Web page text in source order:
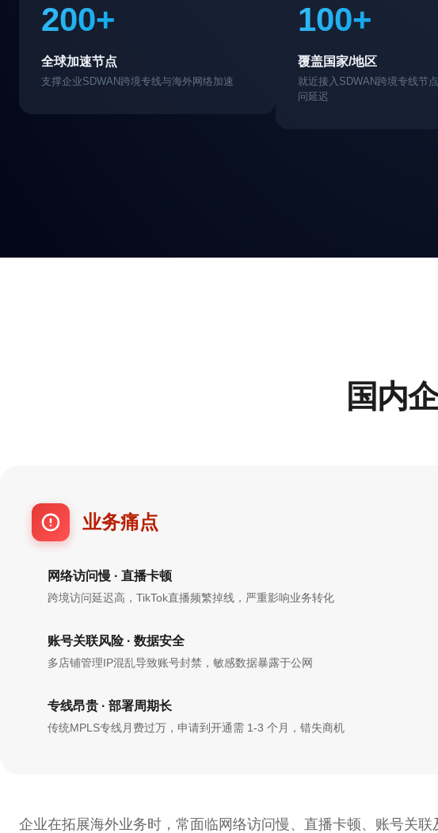
200+
全球加速节点
支撑企业SDWAN跨境专线与海外网络加速
100+
覆盖国家/地区
就近接入SDWAN跨境专线节
问延迟
国内
业务痛点
网络访问慢 · 直播卡顿
跨境访问延迟高，TikTok直播频繁掉线，严重影响业务转化
账号关联风险 · 数据安全
多店铺管理IP混乱导致账号封禁，敏感数据暴露于公网
专线昂贵 · 部署周期长
传统MPLS专线月费过万，申请到开通需 1-3 个月，错失商机
企业在拓展海外业务时，常面临网络访问慢、直播卡顿、账号关